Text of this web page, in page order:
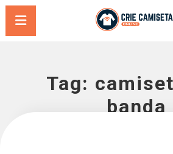
Tag:
banda